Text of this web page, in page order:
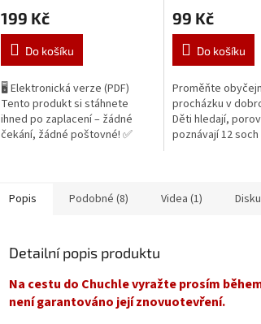
199 Kč
Do košíku
🖥️ Elektronická verze (PDF)
Tento produkt si stáhnete
ihned po zaplacení – žádné
čekání, žádné poštovné! ✅
99 Kč
Do košíku
Proměňte
procházku v
Děti hledají,
poznávají 12
Popis Podobné (8) Videa (1)
Detailní popis produktu
Na cestu do Chuchle vyražte prosím
není garantováno její znovuotevření.